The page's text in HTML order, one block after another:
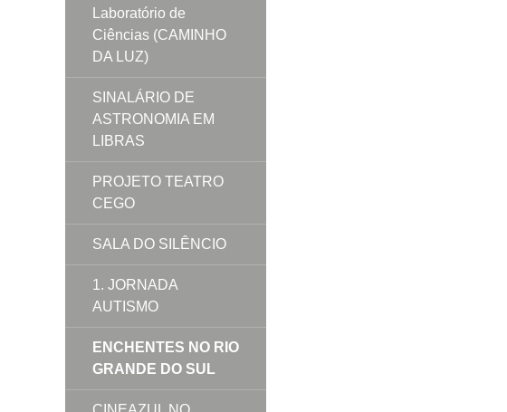
Laboratório de
Ciências (CAMINHO
DA LUZ)
SINALÁRIO DE
ASTRONOMIA EM
LIBRAS
PROJETO TEATRO
CEGO
SALA DO SILÊNCIO
1. JORNADA
AUTISMO
ENCHENTES NO RIO
GRANDE DO SUL